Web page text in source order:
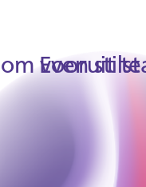
Even
om vooruit te